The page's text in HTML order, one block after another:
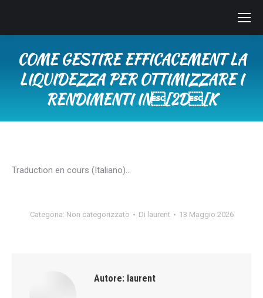
COME GESTIRE EFFICACEMENT LA
LIQUIDEZZA PER OTTIMIZZARE I
RENDIMENTI IN[2D[K
Traduction en cours (Italiano)…
Categoria: Non categorizzato Di laurent 13 Maggio 2026
Autore: laurent